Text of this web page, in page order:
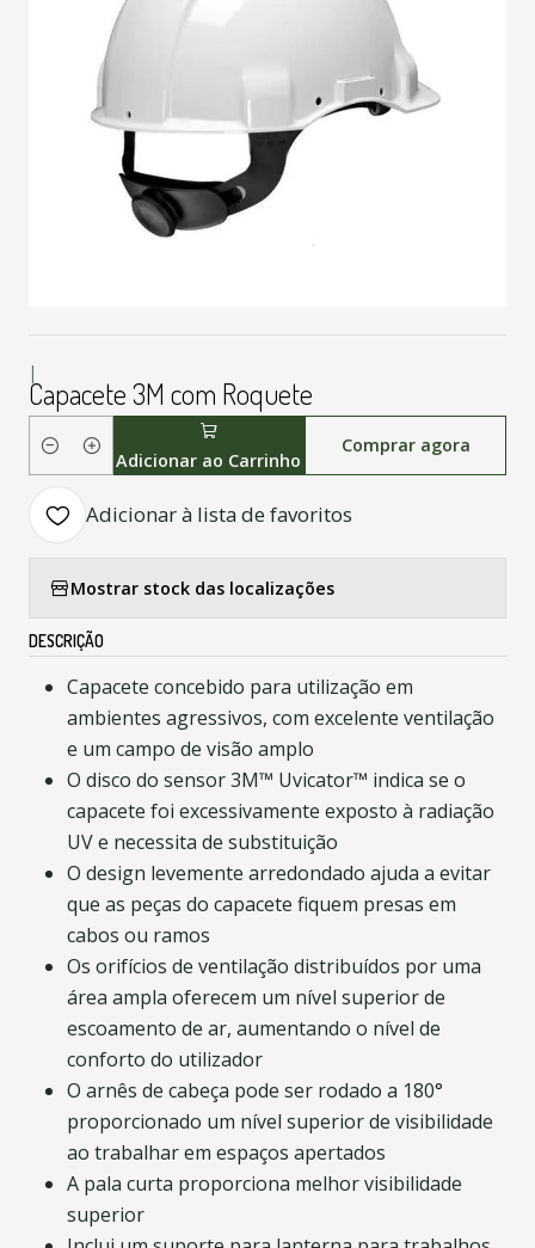
|
Capacete 3M com Roquete
QuantidadeAdicionar ao Carrinho
Comprar agora
Adicionar à lista de favoritos
Mostrar stock das localizações
DESCRIÇÃO
Capacete concebido para utilização em
ambientes agressivos, com excelente ventilação
e um campo de visão amplo
O disco do sensor 3M™ Uvicator™ indica se o
capacete foi excessivamente exposto à radiação
UV e necessita de substituição
O design levemente arredondado ajuda a evitar
que as peças do capacete fiquem presas em
cabos ou ramos
Os orifícios de ventilação distribuídos por uma
área ampla oferecem um nível superior de
escoamento de ar, aumentando o nível de
conforto do utilizador
O arnês de cabeça pode ser rodado a 180°
proporcionado um nível superior de visibilidade
ao trabalhar em espaços apertados
A pala curta proporciona melhor visibilidade
superior